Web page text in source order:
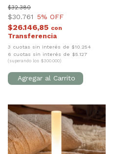
$30.761
$32.380
5% OFF
$26.146,85 con
3 cuotas sin interés de $10.254
6 cuotas sin interés de $5.127
(superando los $300.000)
1 10